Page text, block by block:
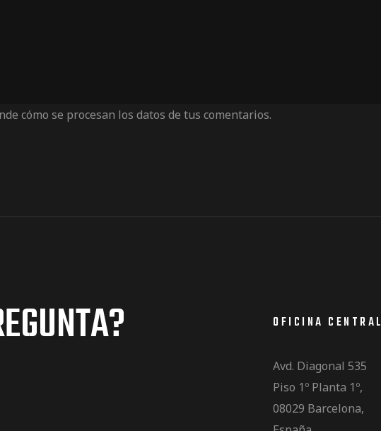
cómo se procesan los datos de tus comentarios.
OFICINA CENTRAL
Avd. Diagonal 535
Piso 1º Planta 1º,
08029 Barcelona,